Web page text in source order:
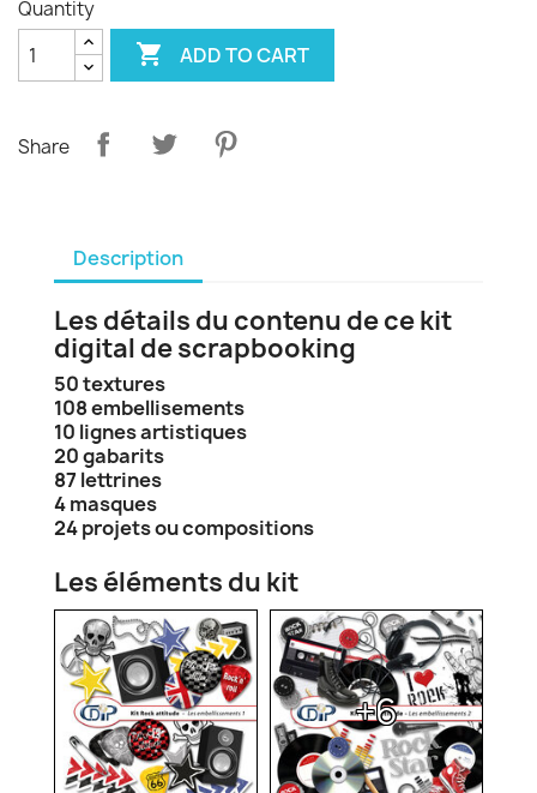
Quantity
 ADD TO CART
Share
Description
Les détails du contenu de ce kit
digital de scrapbooking
50 textures
108 embellisements
10 lignes artistiques
20 gabarits
87 lettrines
4 masques
24 projets ou compositions
Les éléments du kit
+6